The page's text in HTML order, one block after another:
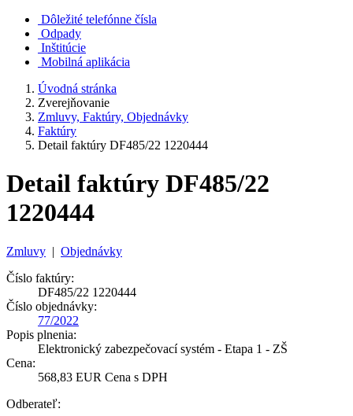
Dôležité telefónne čísla
Odpady
Inštitúcie
Mobilná aplikácia
Úvodná stránka
Zverejňovanie
Zmluvy, Faktúry, Objednávky
Faktúry
Detail faktúry DF485/22 1220444
Detail faktúry DF485/22
1220444
Zmluvy | Objednávky
Číslo faktúry:
DF485/22 1220444
Číslo objednávky:
77/2022
Popis plnenia:
Elektronický zabezpečovací systém - Etapa 1 - ZŠ
Cena:
568,83 EUR Cena s DPH
Odberateľ: